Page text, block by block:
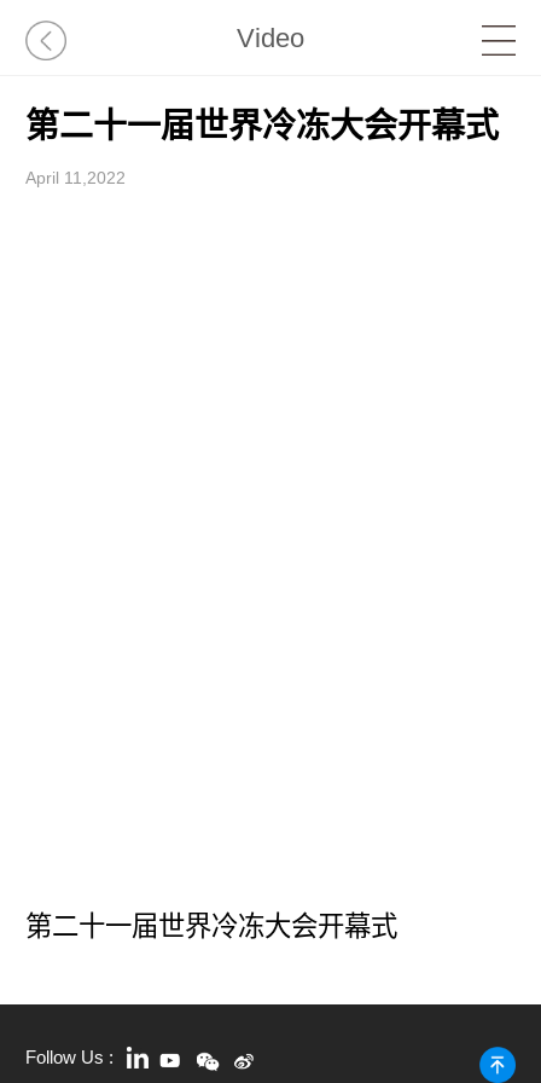
Video
第二十一届世界冷冻大会开幕式
April 11,2022
第二十一届世界冷冻大会开幕式
Follow Us :